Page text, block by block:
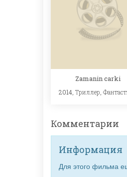
Zamanin carki
2014, Триллер
Комментарии
Информация
Для этого фильма